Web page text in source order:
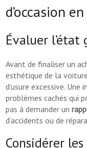
d’occasion
Évaluer
Avant de finaliser un
esthétique de la
d’usure excessive.
problèmes cachés qui
pas à demander un
d’accidents ou de
Considérer